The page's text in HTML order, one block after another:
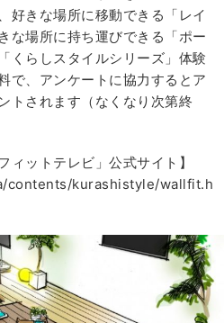
好きな場所に移動できる「レイ
な場所に持ち運びできる「ポー
くらしスタイルシリーズ」体験
で、アンケートに協力するとア
トされます（なくなり次第終
ィットテレビ」公式サイト】
contents/kurashistyle/wallfit.h